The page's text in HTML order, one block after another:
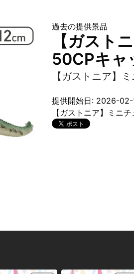
過去の提供景品
【ガスト
50CPキャ
【ガストニア】
提供開始日: 2026-
【ガストニア】ミニ